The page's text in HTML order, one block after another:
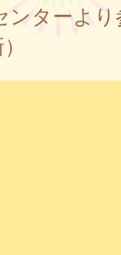
ンターよ